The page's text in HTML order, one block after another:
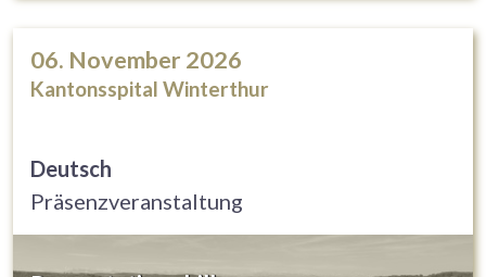
06. November 2026
Kantonsspital Winterthur
Deutsch
Präsenzveranstaltung